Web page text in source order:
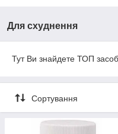
Для схуднення
Тут Ви знайдете ТОП
Сортування